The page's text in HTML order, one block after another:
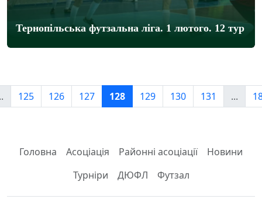
Тернопільська футзальна ліга. 1 лютого. 12 тур
125 126 127 128 129 130 131 ...
Головна Асоціація Районні асоціації
Новини
Турніри
ДЮФЛ Футзал